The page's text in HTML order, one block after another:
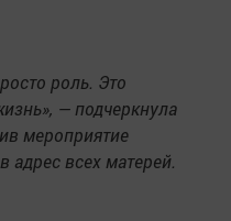
роль. Это
— подчеркнула
мероприятие
всех матерей.